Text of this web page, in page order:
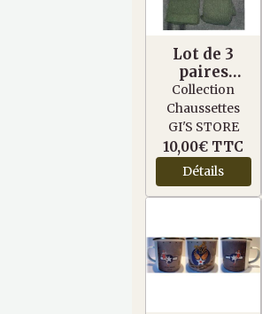
Lot de 3
paires
Chaussettes
Military
Longue Vert
Collection
Chaussettes
GI'S STORE
10,00€ TTC
Détails